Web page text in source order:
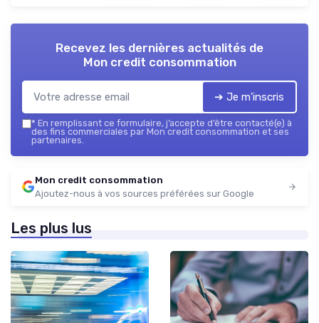
Recevez les dernières actualités de
Mon credit consommation
➔ Je m'inscris
* En remplissant ce formulaire, j’accepte d’être contacté(e) à
des fins commerciales par Mon credit consommation et ses
partenaires.
Mon credit consommation
Ajoutez-nous à vos sources préférées sur Google
Les plus lus